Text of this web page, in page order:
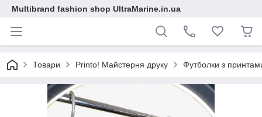
Multibrand fashion shop UltraMarine.in.ua
Товари Printo! Майстерня друку Футболки з